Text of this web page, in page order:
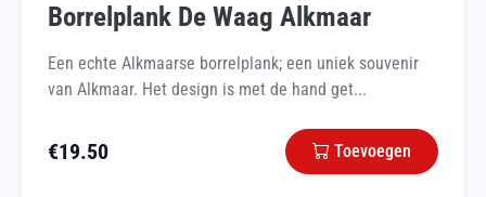
Borrelplank De Waag Alkmaar
Een echte Alkmaarse borrelplank; een uniek souvenir
van Alkmaar. Het design is met de hand get...
€19.50 Toevoegen